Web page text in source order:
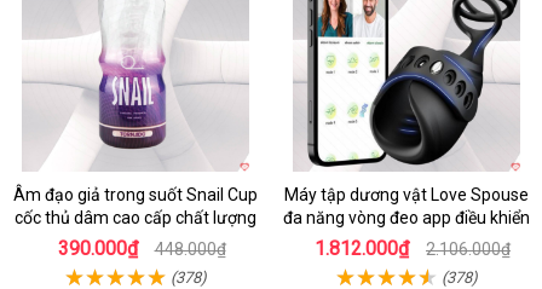
Âm đạo giả trong suốt Snail Cup
cốc thủ dâm cao cấp chất lượng
390.000₫ 448.000₫
(378)
Máy tập dương vật Love Spouse
đa năng vòng đeo app điều khiển
1.812.000₫ 2.106.000₫
(378)